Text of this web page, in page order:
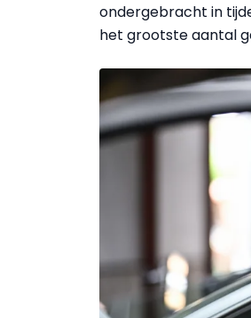
ondergebracht in
het grootste aantal